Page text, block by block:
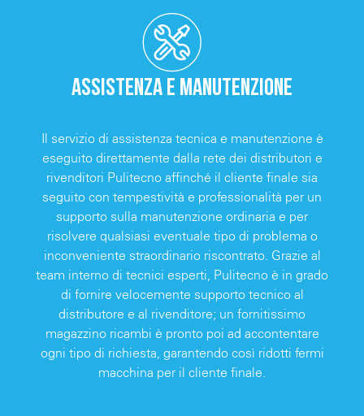
ASSISTENZA E MANUTENZIONE
Il servizio di assistenza tecnica e manutenzione è
eseguito direttamente dalla rete dei distributori e
rivenditori Pulitecno affinché il cliente finale sia
seguito con tempestività e professionalità per un
supporto sulla manutenzione ordinaria e per
risolvere qualsiasi eventuale tipo di problema o
inconveniente straordinario riscontrato. Grazie al
team interno di tecnici esperti, Pulitecno è in grado
di fornire velocemente supporto tecnico al
distributore e al rivenditore; un fornitissimo
magazzino ricambi è pronto poi ad accontentare
ogni tipo di richiesta, garantendo così ridotti fermi
macchina per il cliente finale.